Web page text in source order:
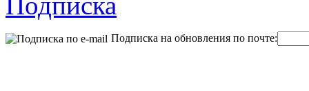
Подписка на обновления по почте: